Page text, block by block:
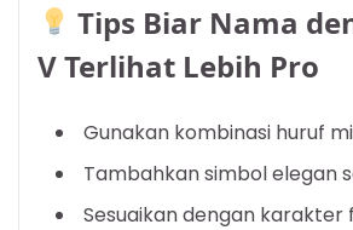
Tips Biar Nama
V Terlihat Lebih Pro
Gunakan kombinasi huruf
Tambahkan simbol elegan
Sesuaikan dengan karakter